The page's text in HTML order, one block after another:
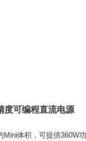
可编程直流电源
Mini体积，可提供360W